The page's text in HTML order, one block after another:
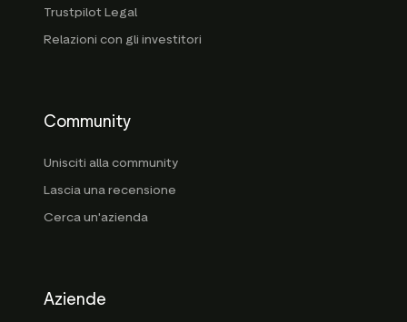
Trustpilot Legal
Relazioni con gli investitori
Community
Unisciti alla community
Lascia una recensione
Cerca un'azienda
Aziende